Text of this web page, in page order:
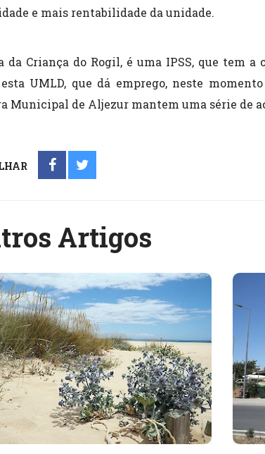
e mais rentabilidade da unidade.
da Criança do Rogil, é uma IPSS, que tem
UMLD, que dá emprego, neste
Municipal de Aljezur mantem uma série de
Artigos